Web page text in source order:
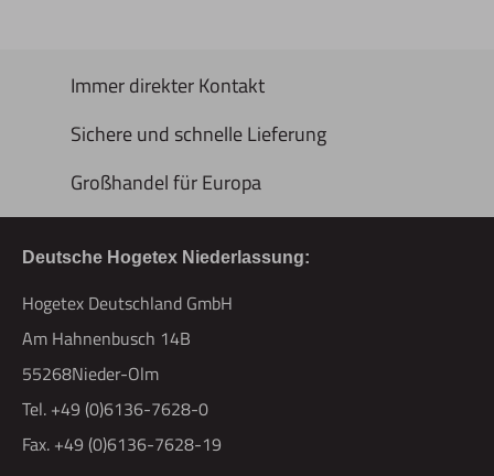
Immer direkter Kontakt
Sichere und schnelle Lieferung
Großhandel für Europa
Deutsche Hogetex Niederlassung:
Hogetex Deutschland GmbH
Am Hahnenbusch 14B
55268Nieder-Olm
Tel. +49 (0)6136-7628-0
Fax. +49 (0)6136-7628-19